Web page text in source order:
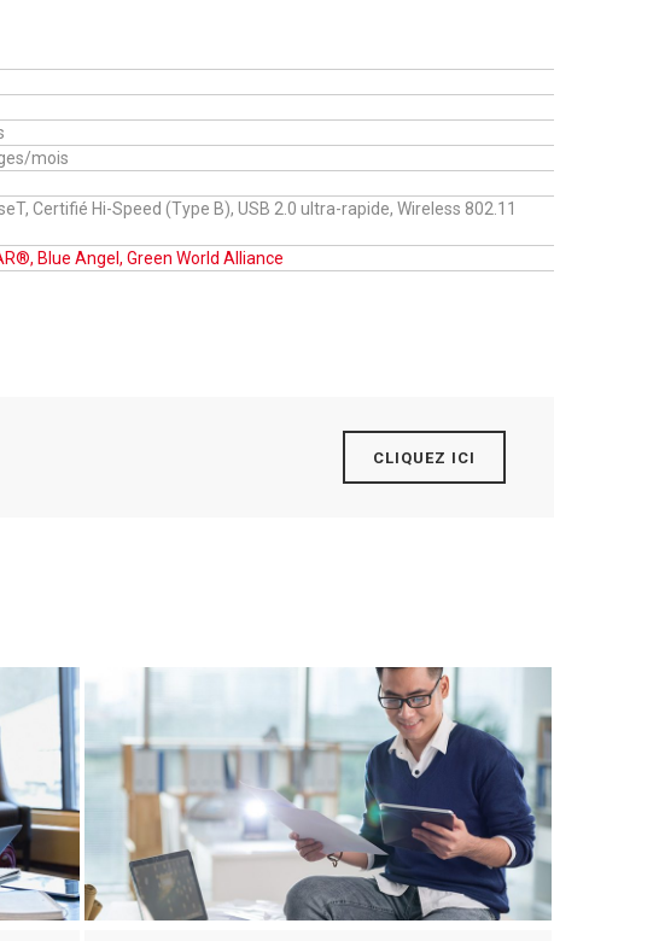
mois
Certifié Hi-Speed (Type B), USB 2.0 ultra-rapide, Wireless 802.11
Blue Angel, Green World Alliance
CLIQUEZ ICI